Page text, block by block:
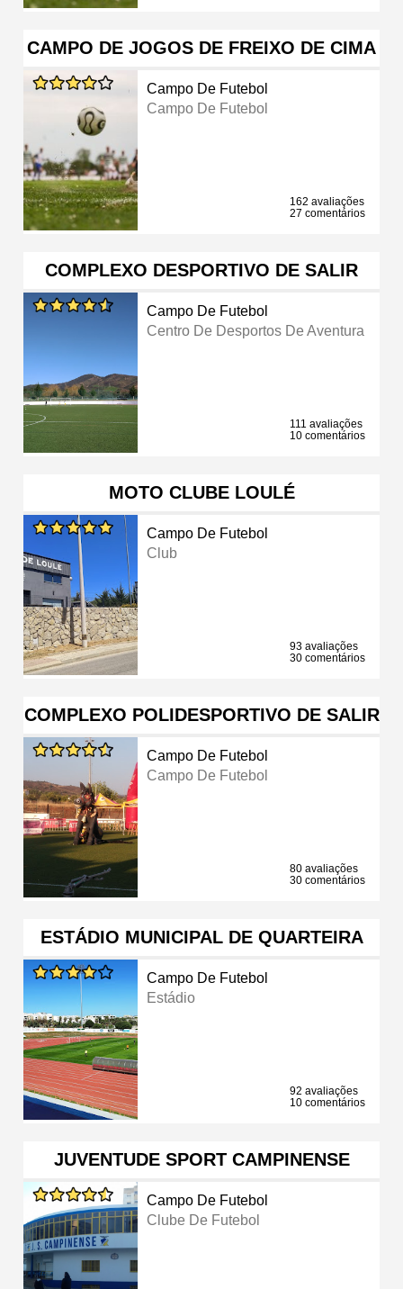
CAMPO DE JOGOS DE FREIXO DE CIMA
Campo De Futebol
Campo De Futebol
162 avaliações
27 comentários
COMPLEXO DESPORTIVO DE SALIR
Campo De Futebol
Centro De Desportos De Aventura
111 avaliações
10 comentários
MOTO CLUBE LOULÉ
Campo De Futebol
Club
93 avaliações
30 comentários
COMPLEXO POLIDESPORTIVO DE SALIR
Campo De Futebol
Campo De Futebol
80 avaliações
30 comentários
ESTÁDIO MUNICIPAL DE QUARTEIRA
Campo De Futebol
Estádio
92 avaliações
10 comentários
JUVENTUDE SPORT CAMPINENSE
Campo De Futebol
Clube De Futebol